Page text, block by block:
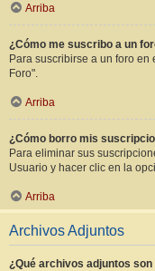
Arriba
¿Cómo me suscribo a un
Para suscribirse a un foro
Foro".
Arriba
¿Cómo borro mis
Para eliminar sus
Usuario y hacer clic en la
Arriba
Archivos Adjuntos
¿Qué archivos adjuntos